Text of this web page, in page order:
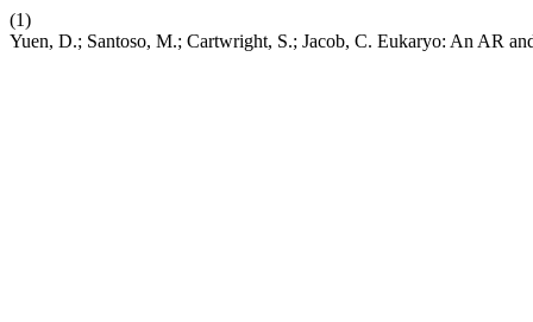
(1)
Yuen, D.; Santoso, M.; Cartwright, S.; Jacob, C. Eukaryo: An AR